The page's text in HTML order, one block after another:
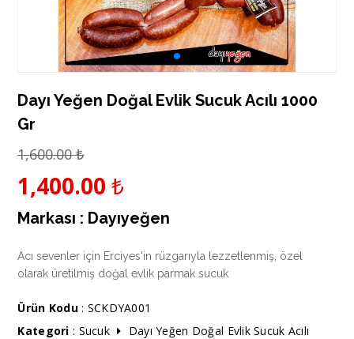
Dayı Yeğen Doğal Evlik Sucuk Acılı 1000
Gr
1,600.00₺
1,400.00₺
Markası : Dayıyeğen
Acı sevenler için Erciyes'in rüzgarıyla lezzetlenmiş, özel
olarak üretilmiş doğal evlik parmak sucuk
Ürün Kodu: SCKDYA001
Kategori : Sucuk
Dayı Yeğen Doğal Evlik Sucuk Acılı